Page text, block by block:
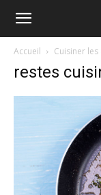
Accueil Cuisiner
restes